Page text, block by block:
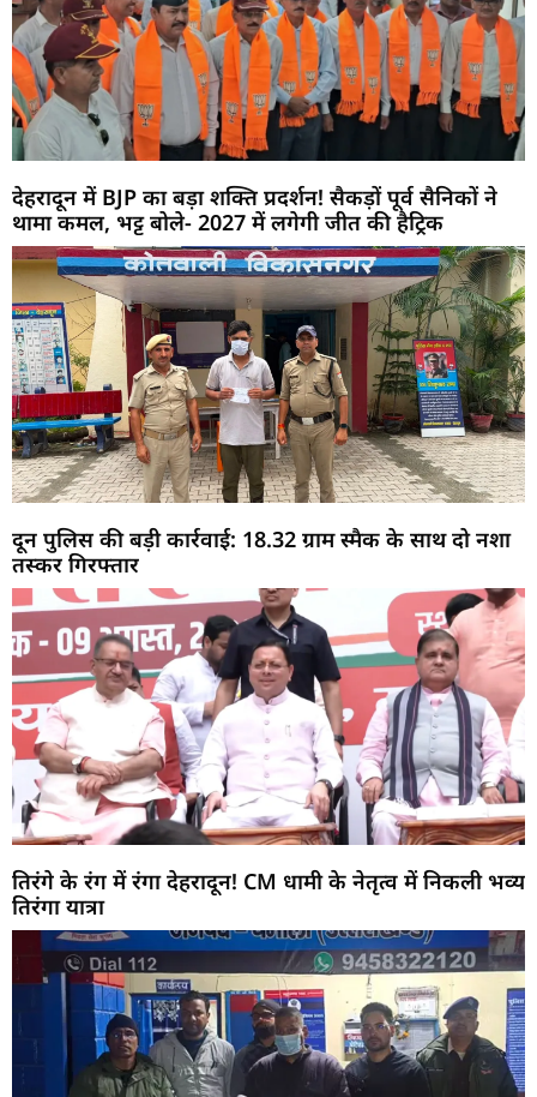
देहरादून में BJP का बड़ा शक्ति प्रदर्शन! सैकड़ों पूर्व सैनिकों ने
थामा कमल, भट्ट बोले- 2027 में लगेगी जीत की हैट्रिक
दून पुलिस की बड़ी कार्रवाई: 18.32 ग्राम स्मैक के साथ दो नशा
तस्कर गिरफ्तार
तिरंगे के रंग में रंगा देहरादून! CM धामी के नेतृत्व में निकली भव्य
तिरंगा यात्रा